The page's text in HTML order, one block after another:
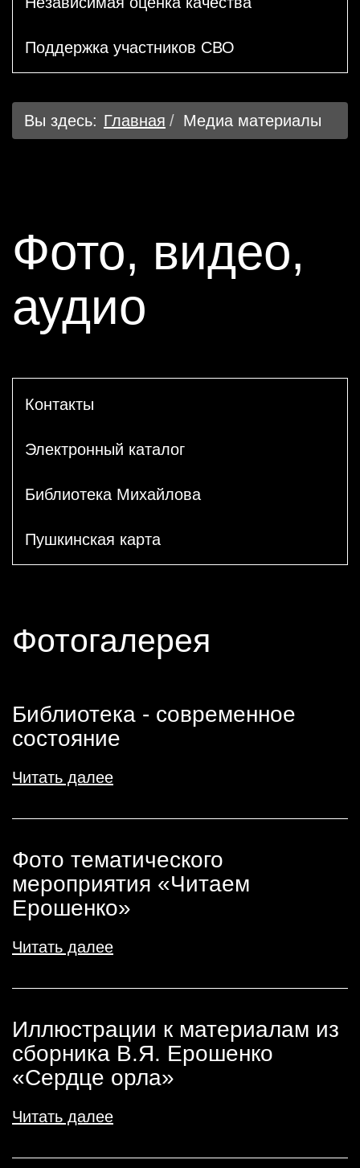
Поддержка участников СВО
Вы здесь: Главная Медиа материалы
Фото, видео,
аудио
Контакты
Электронный каталог
Библиотека Михайлова
Пушкинская карта
Фотогалерея
Библиотека - современное
состояние
Читать далее
Фото тематического
мероприятия «Читаем
Ерошенко»
Читать далее
Иллюстрации к материалам из
сборника В.Я. Ерошенко
«Сердце орла»
Читать далее